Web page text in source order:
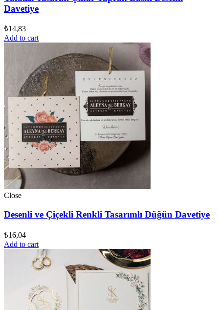
Davetiye
₺14,83
Add to cart
Close
Desenli ve Çiçekli Renkli Tasarımlı Düğün Davetiye
₺16,04
Add to cart